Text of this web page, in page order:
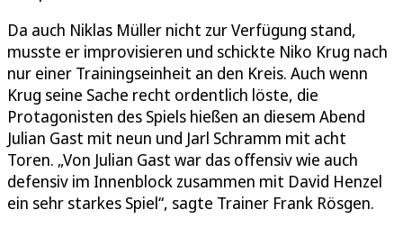
Da auch Niklas Müller nicht zur Verfügung stand,
musste er improvisieren und schickte Niko Krug nach
nur einer Trainingseinheit an den Kreis. Auch wenn
Krug seine Sache recht ordentlich löste, die
Protagonisten des Spiels hießen an diesem Abend
Julian Gast mit neun und Jarl Schramm mit acht
Toren. „Von Julian Gast war das offensiv wie auch
defensiv im Innenblock zusammen mit David Henzel
ein sehr starkes Spiel“, sagte Trainer Frank Rösgen.